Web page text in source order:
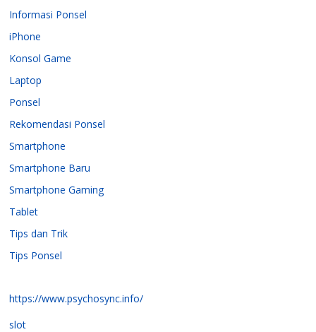
Informasi Ponsel
iPhone
Konsol Game
Laptop
Ponsel
Rekomendasi Ponsel
Smartphone
Smartphone Baru
Smartphone Gaming
Tablet
Tips dan Trik
Tips Ponsel
https://www.psychosync.info/
slot